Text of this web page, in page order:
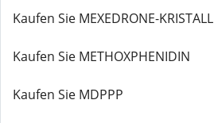
Kaufen Sie MEXEDRONE-KRISTALL
Kaufen Sie METHOXPHENIDIN
Kaufen Sie MDPPP